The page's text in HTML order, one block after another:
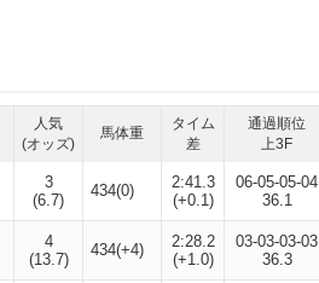
人気
(オッズ)
馬体重
タイム
差
通過順位
上3F
3
(6.7)
434(0)
2:41.3
(+0.1)
06-05-05-04
36.1
4
(13.7)
434(+4)
2:28.2
(+1.0)
03-03-03-03
36.3